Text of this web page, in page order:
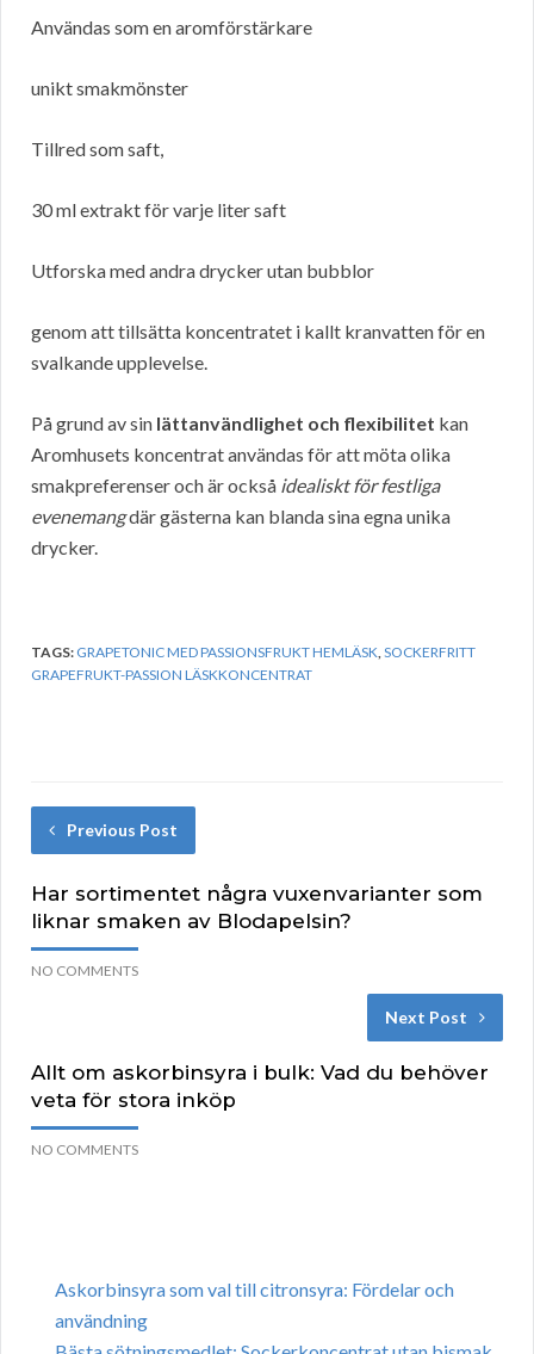
Användas som en aromförstärkare
unikt smakmönster
Tillred som saft,
30 ml extrakt för varje liter saft
Utforska med andra drycker utan bubblor
genom att tillsätta koncentratet i kallt kranvatten för en
svalkande upplevelse.
På grund av sin lättanvändlighet och flexibilitet kan
Aromhusets koncentrat användas för att möta olika
smakpreferenser och är också idealiskt för festliga
evenemangdär gästerna kan blanda sina egna unika
drycker.
TAGS: GRAPETONIC MED PASSIONSFRUKT HEMLÄSK,SOCKERFRITT
GRAPEFRUKT-PASSION LÄSKKONCENTRAT
Previous Post
Har sortimentet några vuxenvarianter som
liknar smaken av Blodapelsin?
NO COMMENTS
Next Post
Allt om askorbinsyra i bulk: Vad du behöver
veta för stora inköp
NO COMMENTS
Askorbinsyra som val till citronsyra: Fördelar och
användning